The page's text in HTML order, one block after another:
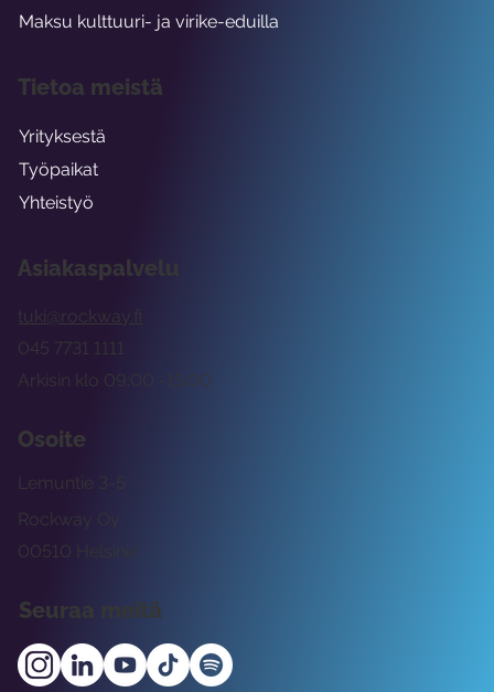
Asiakaspalvelu
tuki@rockway.fi
Arkisin klo 09:00 -15:00
045 7731 1111
Osoite
Rockway Oy
Lemuntie 3-5
00510 Helsinki
Seuraa meitä
Maksu kulttuuri- ja virike-eduilla
Tietoa meistä
Yrityksestä
Työpaikat
Yhteistyö